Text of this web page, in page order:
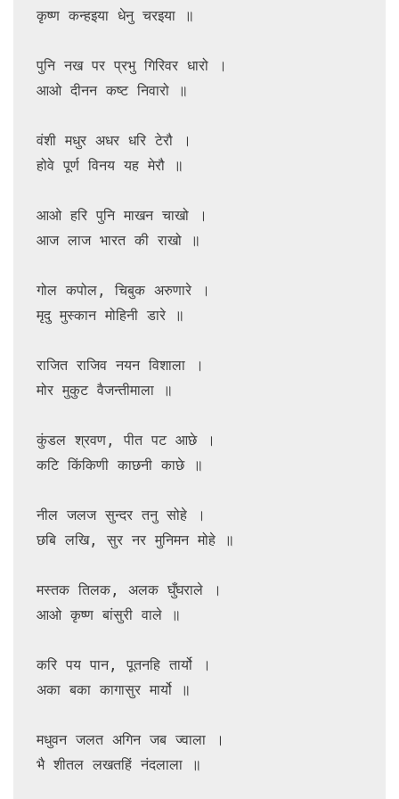
कृष्ण कन्हइया धेनु चरइया ॥
पुनि नख पर प्रभु गिरिवर धारो ।
आओ दीनन कष्ट निवारो ॥
वंशी मधुर अधर धरि टेरौ ।
होवे पूर्ण विनय यह मेरौ ॥
आओ हरि पुनि माखन चाखो ।
आज लाज भारत की राखो ॥
गोल कपोल, चिबुक अरुणारे ।
मृदु मुस्कान मोहिनी डारे ॥
राजित राजिव नयन विशाला ।
मोर मुकुट वैजन्तीमाला ॥
कुंडल श्रवण, पीत पट आछे ।
कटि किंकिणी काछनी काछे ॥
नील जलज सुन्दर तनु सोहे ।
छबि लखि, सुर नर मुनिमन मोहे ॥
मस्तक तिलक, अलक घुँघराले ।
आओ कृष्ण बांसुरी वाले ॥
करि पय पान, पूतनहि तार्यो ।
अका बका कागासुर मार्यो ॥
मधुवन जलत अगिन जब ज्वाला ।
भै शीतल लखतहिं नंदलाला ॥